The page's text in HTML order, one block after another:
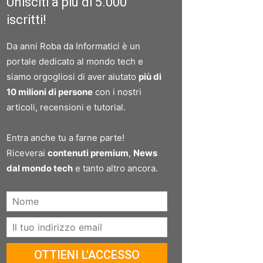
iscritti!
Da anni Roba da Informatici è un
portale dedicato al mondo tech e
siamo orgogliosi di aver aiutato più di
10 milioni di persone con i nostri
articoli, recensioni e tutorial.
Entra anche tu a farne parte!
Riceverai contenuti premium, News
dal mondo tech e tanto altro ancora.